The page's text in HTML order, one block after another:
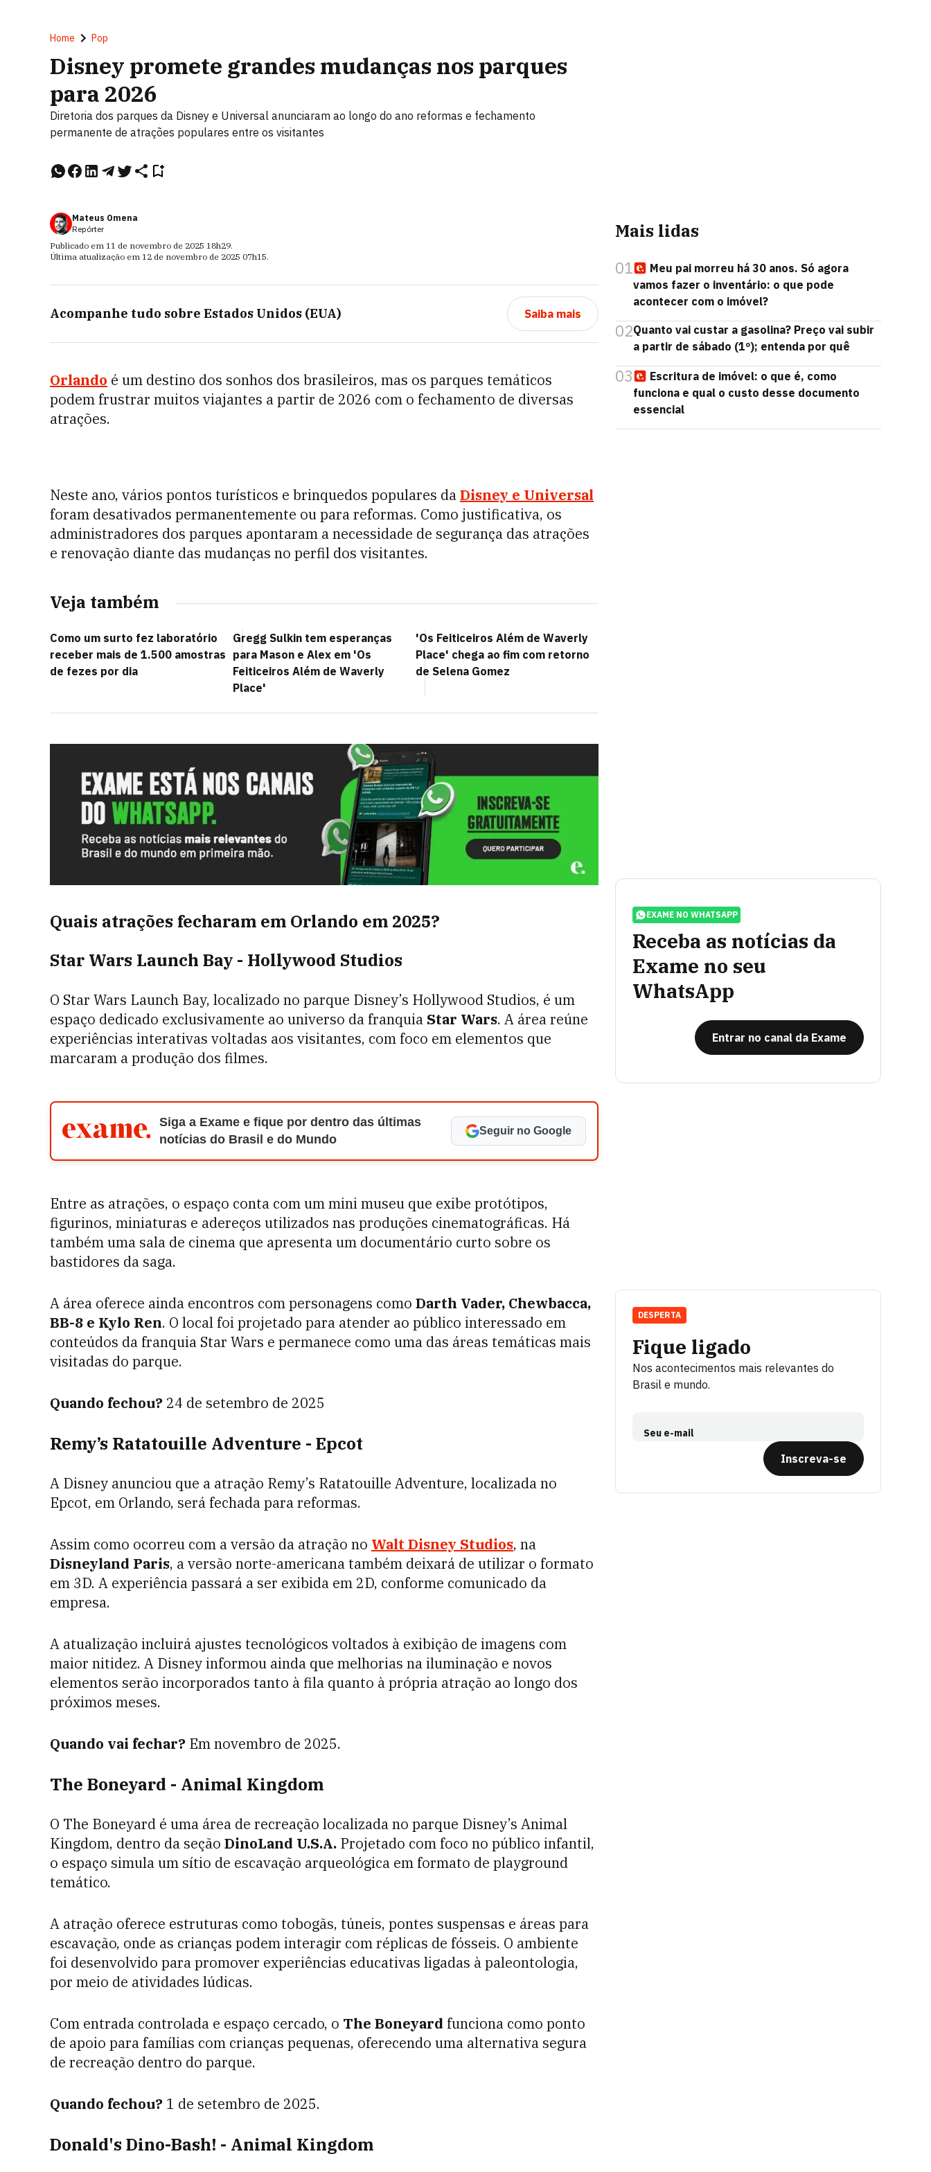
Home Pop
Disney promete grandes mudanças nos parques
para 2026
Diretoria dos parques da Disney e Universal anunciaram ao longo do ano reformas e fechamento
permanente de atrações populares entre os visitantes
Mateus Omena
Repórter
Publicado em 11 de novembro de 2025 18h29.
Última atualização em 12 de novembro de 2025 07h15.
Acompanhe tudo sobre Estados Unidos (EUA) Saiba mais
Orlando é um destino dos sonhos dos brasileiros, mas os parques temáticos
podem frustrar muitos viajantes a partir de 2026 com o fechamento de diversas
atrações.
Neste ano, vários pontos turísticos e brinquedos populares daDisney e Universal
foram desativados permanentemente ou para reformas. Como justificativa, os
administradores dos parques apontaram a necessidade de segurança das atrações
e renovação diante das mudanças no perfil dos visitantes.
Veja também
Como um surto fez laboratório
receber mais de 1.500 amostras
de fezes por dia
Gregg Sulkin tem esperanças
para Mason e Alex em 'Os
Feiticeiros Além de Waverly
Place'
'Os Feiticeiros Além de Waverly
Place' chega ao fim com retorno
de Selena Gomez
Quais atrações fecharam em Orlando em 2025?
Star Wars Launch Bay - Hollywood Studios
O Star Wars Launch Bay, localizado no parque Disney’s Hollywood Studios, é um
espaço dedicado exclusivamente ao universo da franquia Star Wars. A área reúne
experiências interativas voltadas aos visitantes, com foco em elementos que
marcaram a produção dos filmes.
Siga a Exame e fique por dentro das últimas
notícias do Brasil e do Mundo
Seguir no Google
Entre as atrações, o espaço conta com um mini museu que exibe protótipos,
figurinos, miniaturas e adereços utilizados nas produções cinematográficas. Há
também uma sala de cinema que apresenta um documentário curto sobre os
bastidores da saga.
A área oferece ainda encontros com personagens como Darth Vader, Chewbacca,
BB-8 e Kylo Ren. O local foi projetado para atender ao público interessado em
conteúdos da franquia Star Wars e permanece como uma das áreas temáticas mais
visitadas do parque.
Quando fechou? 24 de setembro de 2025
Remy’s Ratatouille Adventure - Epcot
A Disney anunciou que a atração Remy’s Ratatouille Adventure, localizada no
Epcot, em Orlando, será fechada para reformas.
Assim como ocorreu com a versão da atração no Walt Disney Studios, na
Disneyland Paris, a versão norte-americana também deixará de utilizar o formato
em 3D. A experiência passará a ser exibida em 2D, conforme comunicado da
empresa.
A atualização incluirá ajustes tecnológicos voltados à exibição de imagens com
maior nitidez. A Disney informou ainda que melhorias na iluminação e novos
elementos serão incorporados tanto à fila quanto à própria atração ao longo dos
próximos meses.
Quando vai fechar? Em novembro de 2025.
The Boneyard - Animal Kingdom
O The Boneyard é uma área de recreação localizada no parque Disney’s Animal
Kingdom, dentro da seção DinoLand U.S.A. Projetado com foco no público infantil,
o espaço simula um sítio de escavação arqueológica em formato de playground
temático.
A atração oferece estruturas como tobogãs, túneis, pontes suspensas e áreas para
escavação, onde as crianças podem interagir com réplicas de fósseis. O ambiente
foi desenvolvido para promover experiências educativas ligadas à paleontologia,
por meio de atividades lúdicas.
Com entrada controlada e espaço cercado, o The Boneyard funciona como ponto
de apoio para famílias com crianças pequenas, oferecendo uma alternativa segura
de recreação dentro do parque.
Quando fechou? 1 de setembro de 2025.
Donald's Dino-Bash! - Animal Kingdom
Mais lidas
01
Meu pai morreu há 30 anos. Só agora
vamos fazer o inventário: o que pode
acontecer com o imóvel?
02Quanto vai custar a gasolina? Preço vai subir
a partir de sábado (1º); entenda por quê
03
Escritura de imóvel: o que é, como
funciona e qual o custo desse documento
essencial
EXAME NO WHATSAPP
Receba as notícias da
Exame no seu
WhatsApp
Entrar no canal da Exame
Fique ligado
Nos acontecimentos mais relevantes do
Brasil e mundo.
Seu e-mail
Inscreva-se
DESPERTA